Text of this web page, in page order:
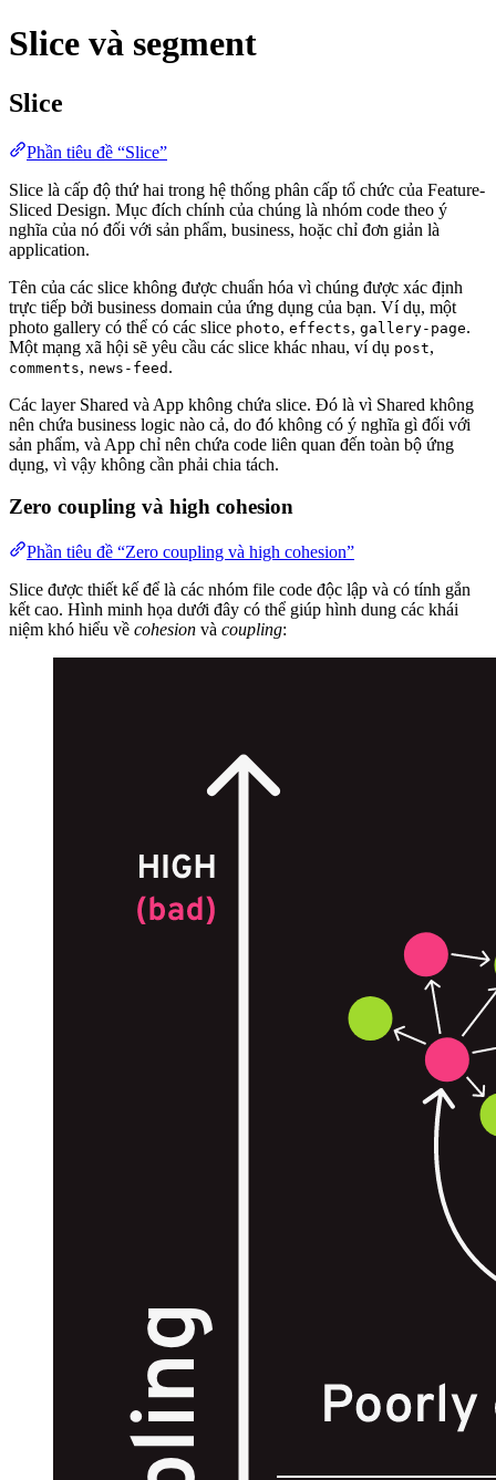
Slice và segment
Slice
Phần tiêu đề “Slice”
Slice là cấp độ thứ hai trong hệ thống phân cấp tổ chức của Feature-
Sliced Design. Mục đích chính của chúng là nhóm code theo ý
nghĩa của nó đối với sản phẩm, business, hoặc chỉ đơn giản là
application.
Tên của các slice không được chuẩn hóa vì chúng được xác định
trực tiếp bởi business domain của ứng dụng của bạn. Ví dụ, một
photo gallery có thể có các slice photo, effects, gallery-page.
Một mạng xã hội sẽ yêu cầu các slice khác nhau, ví dụ post,
comments, news-feed .
Các layer Shared và App không chứa slice. Đó là vì Shared không
nên chứa business logic nào cả, do đó không có ý nghĩa gì đối với
sản phẩm, và App chỉ nên chứa code liên quan đến toàn bộ ứng
dụng, vì vậy không cần phải chia tách.
Zero coupling và high cohesion
Phần tiêu đề “Zero coupling và high cohesion”
Slice được thiết kế để là các nhóm file code độc lập và có tính gắn
kết cao. Hình minh họa dưới đây có thể giúp hình dung các khái
niệm khó hiểu về cohesion và coupling: